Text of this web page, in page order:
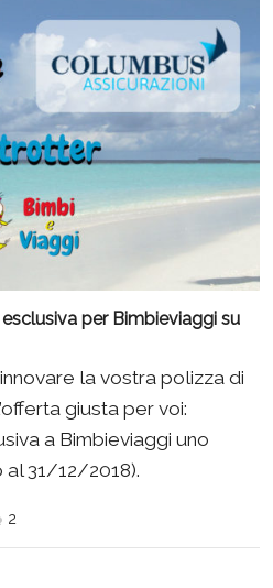
per Bimbieviaggi su
la vostra polizza di
giusta per voi:
a Bimbieviaggi uno
31/12/2018).
2